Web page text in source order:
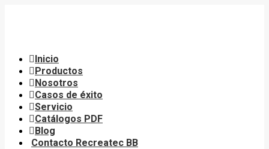
Inicio
Productos
Nosotros
Casos de éxito
Servicio
Catálogos PDF
Blog
Contacto Recreatec BB